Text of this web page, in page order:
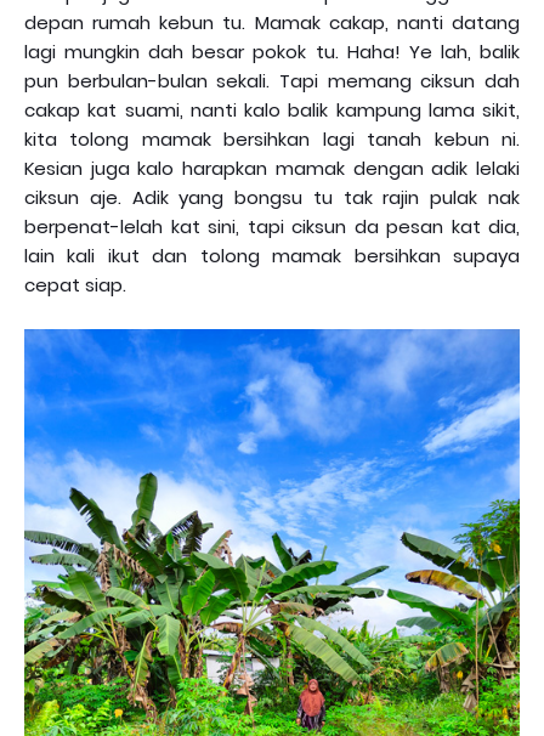
depan rumah kebun tu. Mamak cakap, nanti datang
lagi mungkin dah besar pokok tu. Haha! Ye lah, balik
pun berbulan-bulan sekali. Tapi memang ciksun dah
cakap kat suami, nanti kalo balik kampung lama sikit,
kita tolong mamak bersihkan lagi tanah kebun ni.
Kesian juga kalo harapkan mamak dengan adik lelaki
ciksun aje. Adik yang bongsu tu tak rajin pulak nak
berpenat-lelah kat sini, tapi ciksun da pesan kat dia,
lain kali ikut dan tolong mamak bersihkan supaya
cepat siap.